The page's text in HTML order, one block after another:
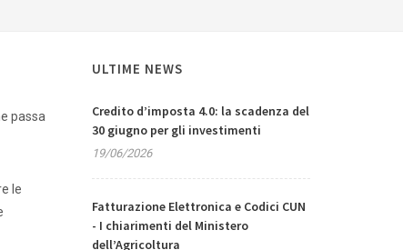
passa
le
ULTIME NEWS
Credito d’imposta 4.0: la scadenza del
30 giugno per gli investimenti
19/06/2026
Fatturazione Elettronica e Codici CUN
- I chiarimenti del Ministero
dell’Agricoltura